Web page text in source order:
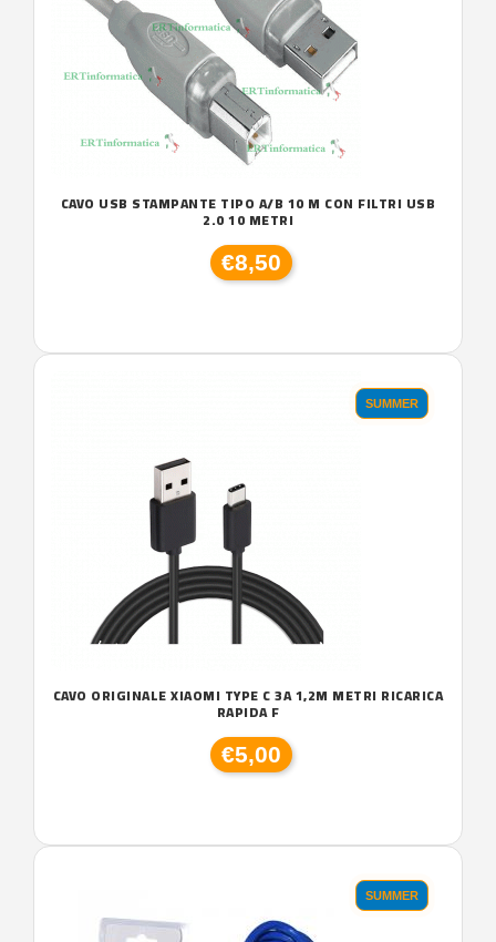
CAVO USB STAMPANTE TIPO A/B 10 M CON FILTRI USB
2.0 10 METRI
€8,50
SUMMER
CAVO ORIGINALE XIAOMI TYPE C 3A 1,2M METRI RICARICA
RAPIDA F
€5,00
SUMMER